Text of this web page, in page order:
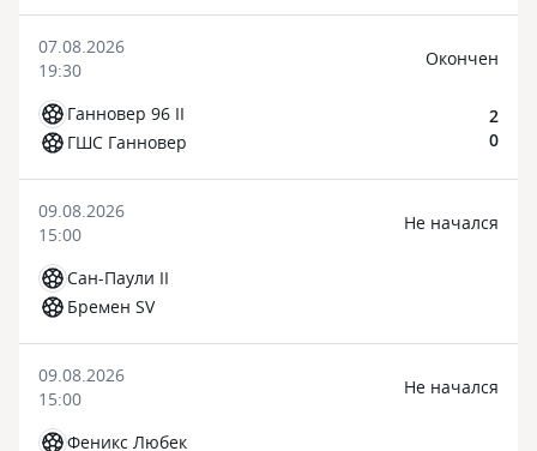
07.08.2026
19:30
Ганновер 96 II
ГШС Ганновер
Окончен
2
0
09.08.2026
15:00
Сан-Паули II
Бремен SV
Не начался
09.08.2026
15:00
Феникс Любек
Не начался